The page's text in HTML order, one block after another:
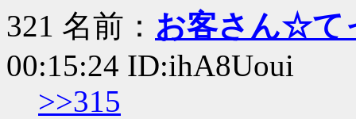
321 名前： お客さん☆て
00:15:24 ID:ihA8Uoui
>>315